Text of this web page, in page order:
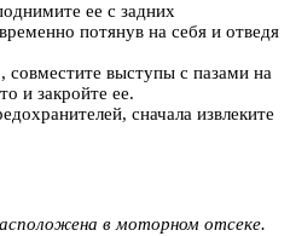
ее с задних
потянув на себя и отведя
совместите выступы с пазами на
и закройте ее.
сначала извлеките
в моторном отсеке.